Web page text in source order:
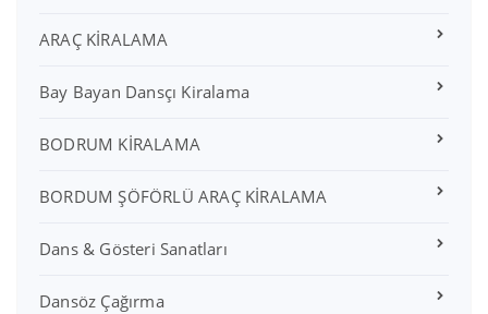
ARAÇ KİRALAMA
Bay Bayan Dansçı Kiralama
BODRUM KİRALAMA
BORDUM ŞÖFÖRLÜ ARAÇ KİRALAMA
Dans & Gösteri Sanatları
Dansöz Çağırma